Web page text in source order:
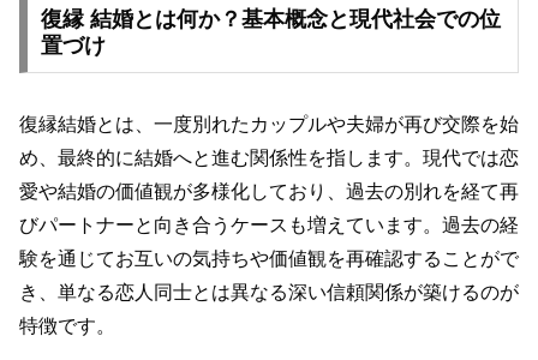
復縁 結婚とは何か？基本概念と現代社会での位
置づけ
復縁結婚とは、一度別れたカップルや夫婦が再び交際を始
め、最終的に結婚へと進む関係性を指します。現代では恋
愛や結婚の価値観が多様化しており、過去の別れを経て再
びパートナーと向き合うケースも増えています。過去の経
験を通じてお互いの気持ちや価値観を再確認することがで
き、単なる恋人同士とは異なる深い信頼関係が築けるのが
特徴です。